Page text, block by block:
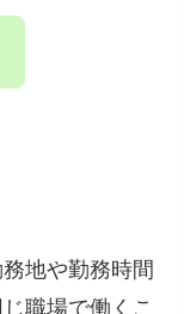
地や勤務時間
職場で働くこ